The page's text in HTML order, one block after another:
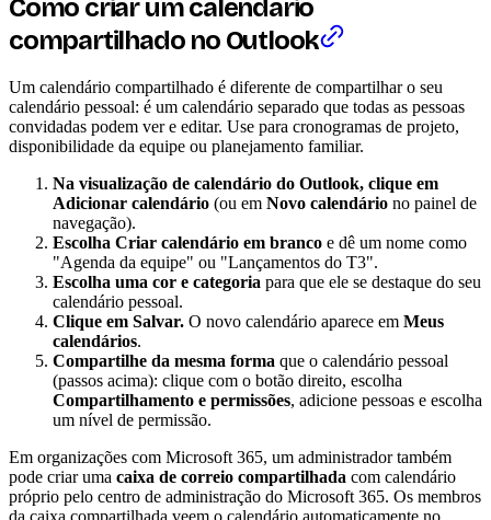
Como criar um calendário
compartilhado no Outlook
Um calendário compartilhado é diferente de compartilhar o seu
calendário pessoal: é um calendário separado que todas as pessoas
convidadas podem ver e editar. Use para cronogramas de projeto,
disponibilidade da equipe ou planejamento familiar.
Na visualização de calendário do Outlook, clique em
Adicionar calendário (ou em Novo calendário no painel de
navegação).
Escolha Criar calendário em branco e dê um nome como
"Agenda da equipe" ou "Lançamentos do T3".
Escolha uma cor e categoria para que ele se destaque do seu
calendário pessoal.
Clique em Salvar. O novo calendário aparece em Meus
calendários.
Compartilhe da mesma forma que o calendário pessoal
(passos acima): clique com o botão direito, escolha
Compartilhamento e permissões, adicione pessoas e escolha
um nível de permissão.
Em organizações com Microsoft 365, um administrador também
pode criar uma caixa de correio compartilhada com calendário
próprio pelo centro de administração do Microsoft 365. Os membros
da caixa compartilhada veem o calendário automaticamente no